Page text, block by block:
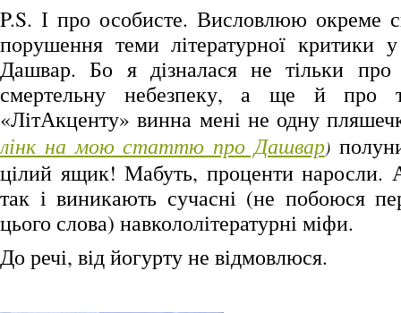
P.S. І про особисте. Висловлюю окреме
порушення теми літературної критики
Дашвар. Бо я дізналася не тільки
смертельну небезпеку, а ще й про
«ЛітАкценту» винна мені не одну
лінк на мою статтю про Дашвар)
цілий ящик! Мабуть, проценти наросли.
так і виникають сучасні (не побоюся
цього слова) навкололітературні міфи.
До речі, від йогурту не відмовлюся.